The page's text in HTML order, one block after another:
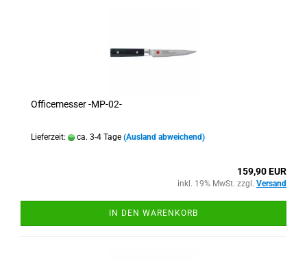
Officemesser -MP-02-
Lieferzeit: ca. 3-4 Tage (Ausland abweichend)
159,90 EUR
inkl. 19% MwSt. zzgl. Versand
IN DEN WARENKORB